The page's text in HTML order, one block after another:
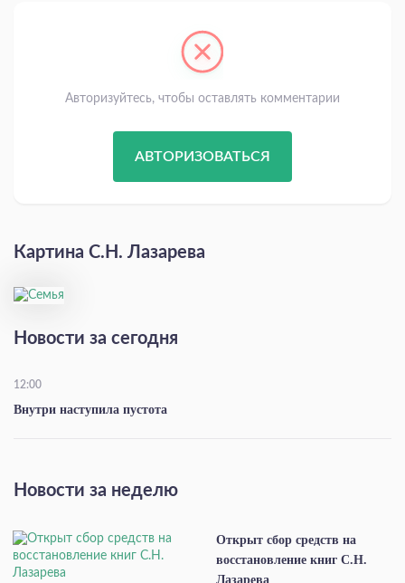
Авторизуйтесь, чтобы оставлять комментарии
АВТОРИЗОВАТЬСЯ
Картина С.Н. Лазарева
Новости за сегодня
12:00
Внутри наступила пустота
Новости за неделю
Открыт сбор средств на
восстановление книг С.Н.
Лазарева